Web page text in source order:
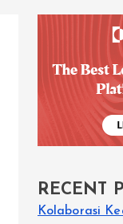
RECENT
Kolaborasi